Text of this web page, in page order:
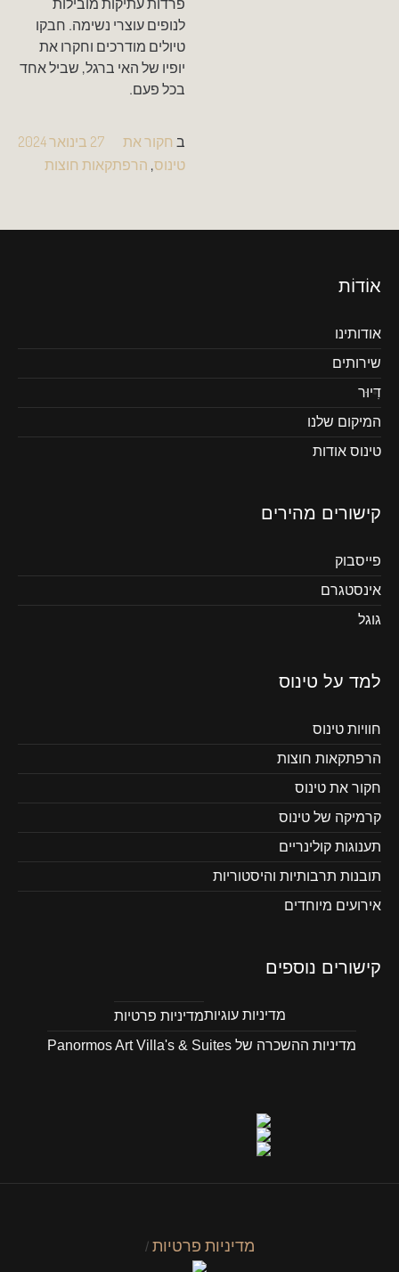
פרדות עתיקות מובילות
לנופים עוצרי נשימה. חבקו
טיולים מודרכים וחקרו את
יופיו של האי ברגל, שביל אחד
בכל פעם.
27 בינואר 2024 ב חקור את
טינוס, הרפתקאות חוצות
אוֹדוֹת
אודותינו
שירותים
דִיוּר
המיקום שלנו
טינוס אודות
קישורים מהירים
פייסבוק
אינסטגרם
גוגל
למד על טינוס
חוויות טינוס
הרפתקאות חוצות
חקור את טינוס
קרמיקה של טינוס
תענוגות קולינריים
תובנות תרבותיות והיסטוריות
אירועים מיוחדים
קישורים נוספים
מדיניות עוגיותמדיניות פרטיות
מדיניות ההשכרה של Panormos Art Villa's & Suites
מדיניות פרטיות/